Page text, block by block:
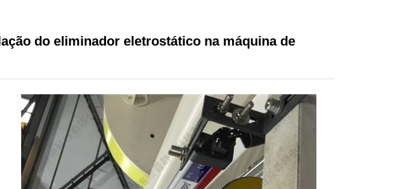
do eliminador eletrostático na máquina de